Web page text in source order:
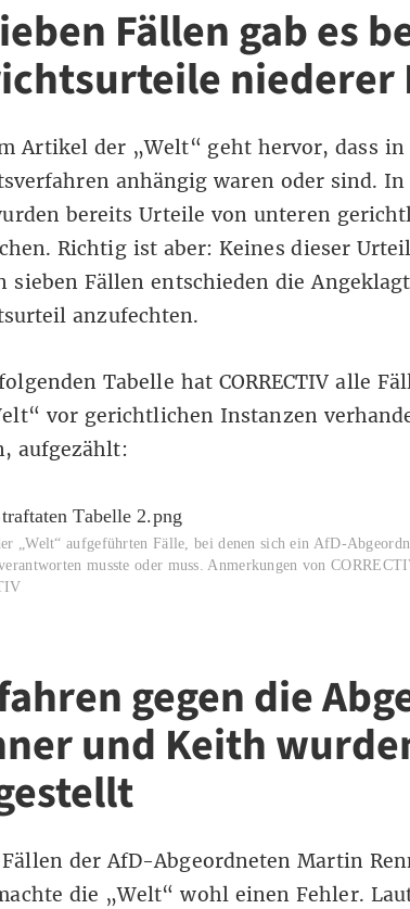
Fällen gab es
niederer
Artikel der „Welt“ geht hervor, dass
anhängig waren oder sind.
bereits Urteile von unteren
Richtig ist aber: Keines dieser
sieben Fällen entschieden die
anzufechten.
Tabelle hat CORRECTIV alle
vor gerichtlichen Instanzen
aufgezählt:
„Welt“ aufgeführten Fälle, bei denen sich ein AfD-
musste oder muss. Anmerkungen von
gegen die
und Keith
der AfD-Abgeordneten Martin
die „Welt“ wohl einen Fehler.